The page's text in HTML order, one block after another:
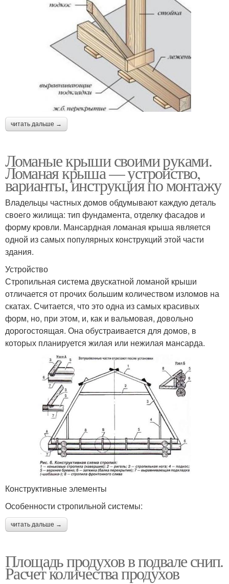
читать дальше →
Ломаные крыши своими руками.
Ломаная крыша — устройство,
варианты, инструкция по монтажу
Владельцы частных домов обдумывают каждую деталь
своего жилища: тип фундамента, отделку фасадов и
форму кровли. Мансардная ломаная крыша является
одной из самых популярных конструкций этой части
здания.
Устройство
Стропильная система двускатной ломаной крыши
отличается от прочих большим количеством изломов на
скатах. Считается, что это одна из самых красивых
форм, но, при этом, и, как и вальмовая, довольно
дорогостоящая. Она обустраивается для домов, в
которых планируется жилая или нежилая мансарда.
Конструктивные элементы
Особенности стропильной системы:
читать дальше →
Площадь продухов в подвале снип.
Расчет количества продухов